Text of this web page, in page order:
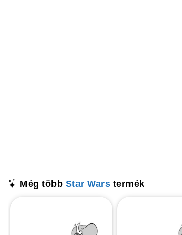
Még több Star Wars termék